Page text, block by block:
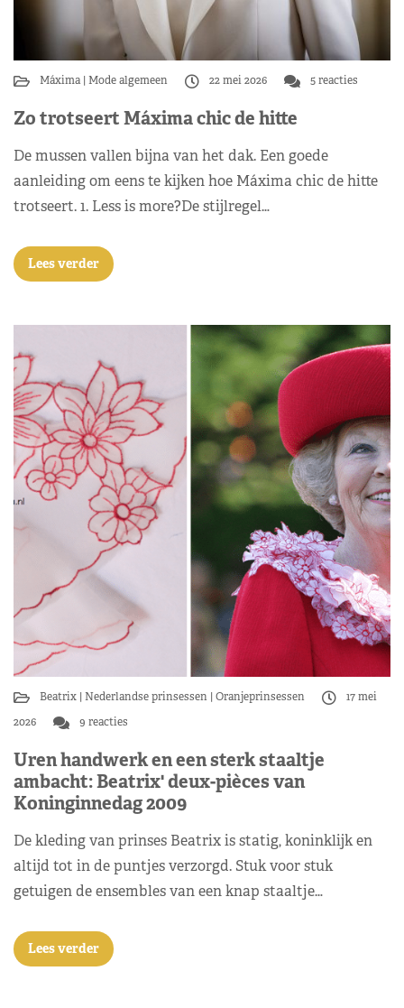
Máxima Mode algemeen 22 mei 2026 5 reacties
Zo trotseert Máxima chic de hitte
De mussen vallen bijna van het dak. Een goede
aanleiding om eens te kijken hoe Máxima chic de hitte
trotseert. 1. Less is more?De stijlregel…
Lees verder
Beatrix Nederlandse prinsessen Oranjeprinsessen
17 mei
2026
9 reacties
Uren handwerk en een sterk staaltje
ambacht: Beatrix' deux-pièces van
Koninginnedag 2009
De kleding van prinses Beatrix is statig, koninklijk en
altijd tot in de puntjes verzorgd. Stuk voor stuk
getuigen de ensembles van een knap staaltje…
Lees verder